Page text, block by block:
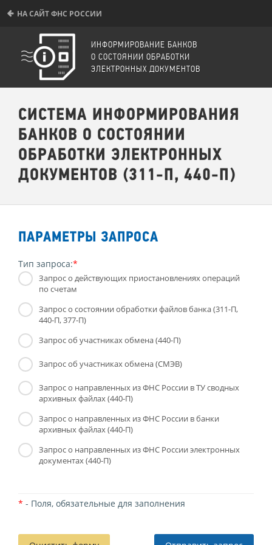
НА САЙТ ФНС РОССИИ
ИНФОРМИРОВАНИЕ БАНКОВ
О СОСТОЯНИИ ОБРАБОТКИ
ЭЛЕКТРОННЫХ ДОКУМЕНТОВ
СИСТЕМА ИНФОРМИРОВАНИЯ
БАНКОВ О СОСТОЯНИИ
ОБРАБОТКИ ЭЛЕКТРОННЫХ
ДОКУМЕНТОВ (311-П, 440-П)
ПАРАМЕТРЫ ЗАПРОСА
Тип запроса:*
Запрос о действующих приостановлениях операций
по счетам
Запрос о состоянии обработки файлов банка (311-П,
440-П, 377-П)
Запрос об участниках обмена (440-П)
Запрос об участниках обмена (СМЭВ)
Запрос о направленных из ФНС России в ТУ сводных
архивных файлах (440-П)
Запрос о направленных из ФНС России в банки
архивных файлах (440-П)
Запрос о направленных из ФНС России электронных
документах (440-П)
* - Поля, обязательные для заполнения